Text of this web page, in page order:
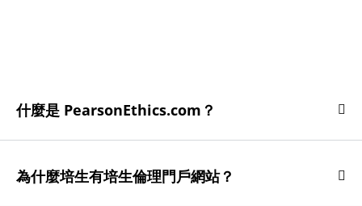
什麼是 PearsonEthics.com？
為什麼培生有培生倫理門戶網站？